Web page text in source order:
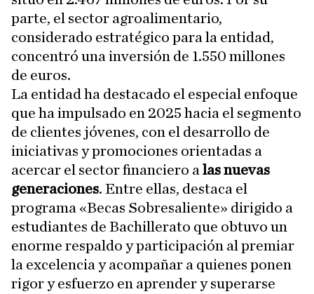
parte, el sector agroalimentario,
considerado estratégico para la entidad,
concentró una inversión de 1.550 millones
de euros.
La entidad ha destacado el especial enfoque
que ha impulsado en 2025 hacia el segmento
de clientes jóvenes, con el desarrollo de
iniciativas y promociones orientadas a
acercar el sector financiero a las nuevas
generaciones. Entre ellas, destaca el
programa «Becas Sobresaliente» dirigido a
estudiantes de Bachillerato que obtuvo un
enorme respaldo y participación al premiar
la excelencia y acompañar a quienes ponen
rigor y esfuerzo en aprender y superarse